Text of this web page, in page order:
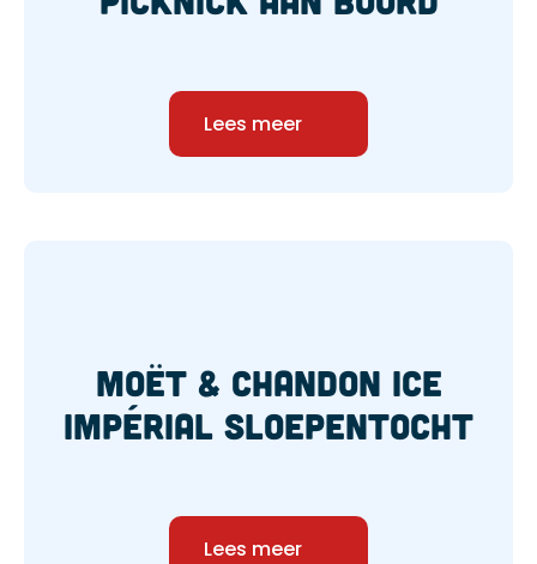
Lees meer
Moët & Chandon Ice
Impérial sloepentocht
Lees meer